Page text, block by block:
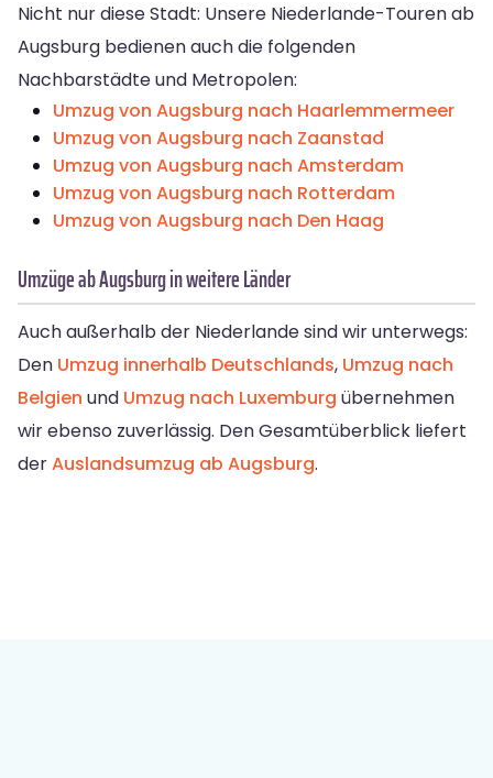
Nicht nur diese Stadt: Unsere Niederlande-Touren ab
Augsburg bedienen auch die folgenden
Nachbarstädte und Metropolen:
Umzug von Augsburg nach Haarlemmermeer
Umzug von Augsburg nach Zaanstad
Umzug von Augsburg nach Amsterdam
Umzug von Augsburg nach Rotterdam
Umzug von Augsburg nach Den Haag
Umzüge ab Augsburg in weitere Länder
Auch außerhalb der Niederlande sind wir unterwegs:
Den Umzug innerhalb Deutschlands, Umzug nach
Belgien und Umzug nach Luxemburg übernehmen
wir ebenso zuverlässig. Den Gesamtüberblick liefert
derAuslandsumzug ab Augsburg.